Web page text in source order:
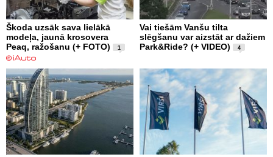
Škoda uzsāk sava lielākā
modeļa, jaunā krosovera
Peaq, ražošanu (+ FOTO)
1
Vai tiešām Vanšu tilta
slēgšanu var aizstāt ar dažiem
Park&Ride? (+ VIDEO)
4